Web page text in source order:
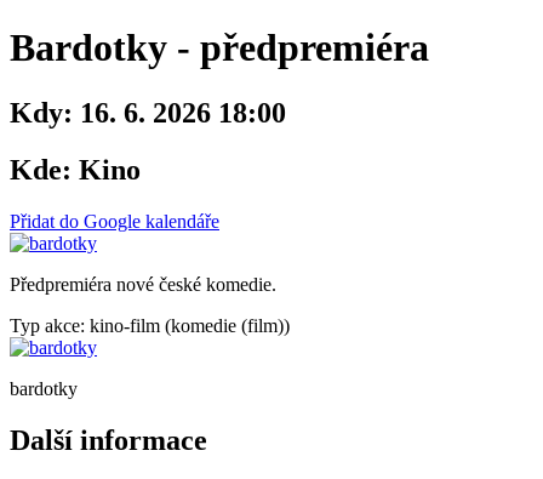
Bardotky - předpremiéra
Kdy: 16. 6. 2026 18:00
Kde: Kino
Přidat do Google kalendáře
Předpremiéra nové české komedie.
Typ akce: kino-film (komedie (film))
bardotky
Další informace